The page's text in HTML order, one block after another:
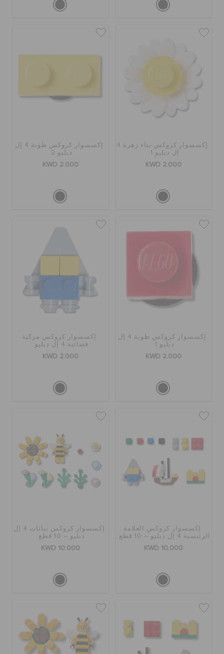
قائمة الامنيات
تحديد موقع المتجر
الطلبيات المرتجعة
إكسسوار كروكس بناء زهرة 4
إل دبليو 1
KWD 2.000
إكسسوار كروكس طوبة 4 إل
دبليو 2
KWD 2.000
إكسسوار كروكس طوبة 4 إل
دبليو 1
KWD 2.000
إكسسوار كروكس مركبة
فضائية 4 إل دبليو
KWD 2.000
إكسسوار كروكس العلامة
الرئيسية 4 إل دبليو – 10 قطع
KWD 10.000
إكسسوار كروكس نباتات 4 إل
دبليو – 10 قطع
KWD 10.000